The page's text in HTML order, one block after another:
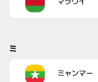
ミ
ミャンマー